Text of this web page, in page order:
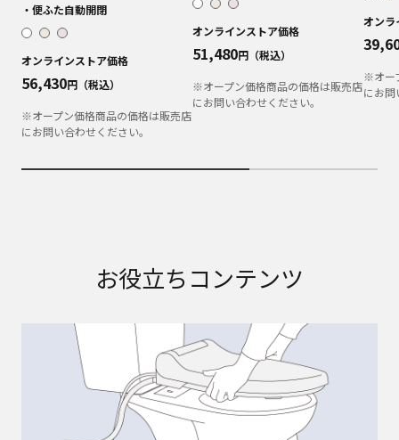
・便ふた自動開閉
オンラインストア価格
56,430円（税込）
※オープン価格商品の価格は販売店
にお問い合わせください。
オンラインストア価格
51,480円（税込）
※オープン価格商品の価格は販売店
にお問い合わせください。
オンラ
※オー
にお
お役立ちコンテンツ